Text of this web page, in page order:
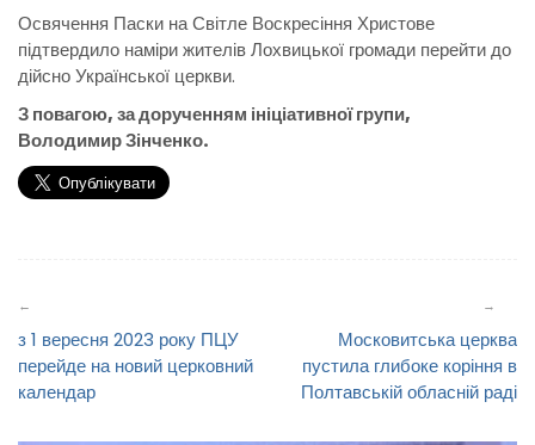
Освячення Паски на Світле Воскресіння Христове
підтвердило наміри жителів Лохвицької громади перейти до
дійсно Української церкви.
З повагою, за дорученням ініціативної групи,
Володимир Зінченко.
з 1 вересня 2023 року ПЦУ
перейде на новий церковний
календар
Московитська церква
пустила глибоке коріння в
Полтавській обласній раді